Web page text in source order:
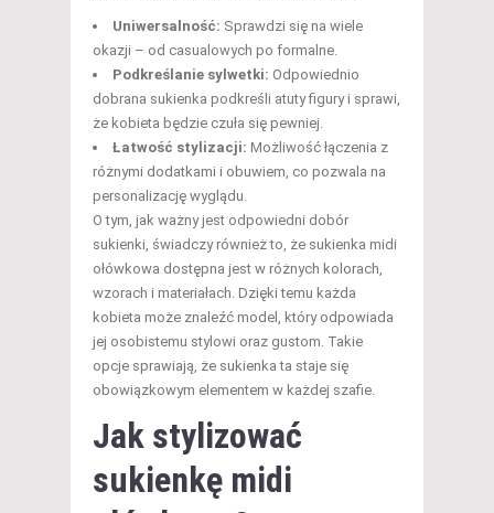
Uniwersalność: Sprawdzi się na wiele
okazji – od casualowych po formalne.
Podkreślanie sylwetki: Odpowiednio
dobrana sukienka podkreśli atuty figury i sprawi,
że kobieta będzie czuła się pewniej.
Łatwość stylizacji: Możliwość łączenia z
różnymi dodatkami i obuwiem, co pozwala na
personalizację wyglądu.
O tym, jak ważny jest odpowiedni dobór
sukienki, świadczy również to, że sukienka midi
ołówkowa dostępna jest w różnych kolorach,
wzorach i materiałach. Dzięki temu każda
kobieta może znaleźć model, który odpowiada
jej osobistemu stylowi oraz gustom. Takie
opcje sprawiają, że sukienka ta staje się
obowiązkowym elementem w każdej szafie.
Jak stylizować
sukienkę midi